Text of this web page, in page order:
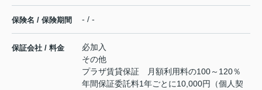
保険名 / 保険期間 - / -
保証会社 / 料金
必加入
その他
プラザ賃貸保証 月額利用料の100～120％
年間保証委託料1年ごとに10,000円（個人契